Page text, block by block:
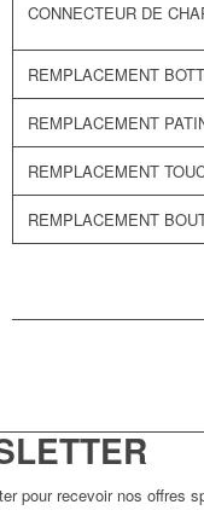
CONNECTEUR DE
REMPLACEMENT
REMPLACEMENT
REMPLACEMENT
REMPLACEMENT
pour recevoir nos offres